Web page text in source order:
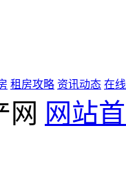
租房攻略 资讯动态 在
网 网站